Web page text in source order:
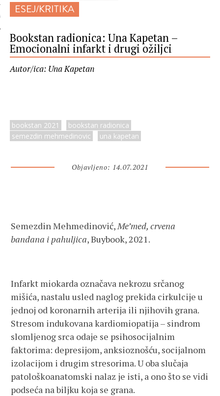
ESEJ/KRITIKA
Bookstan radionica: Una Kapetan –
Emocionalni infarkt i drugi ožiljci
Autor/ica: Una Kapetan
bookstan 2021
bookstan radionica
semezdin mehmedinovic
una kapetan
Objavljeno: 14.07.2021
Semezdin Mehmedinović,Me’med, crvena
bandana i pahuljica, Buybook, 2021.
Infarkt miokarda označava nekrozu srčanog
mišića, nastalu usled naglog prekida cirkulcije u
jednoj od koronarnih arterija ili njihovih grana.
Stresom indukovana kardiomiopatija – sindrom
slomljenog srca odaje se psihosocijalnim
faktorima: depresijom, anksioznošću, socijalnom
izolacijom i drugim stresorima. U oba slučaja
patološkoanatomski nalaz je isti, a ono što se vidi
podseća na biljku koja se grana.